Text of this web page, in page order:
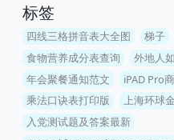
标签
四线三格拼音表大全图 梯子
食物营养成分表查询
外地人
年会聚餐通知范文
iPAD Pro
乘法口诀表打印版
上海环球
入党测试题及答案最新